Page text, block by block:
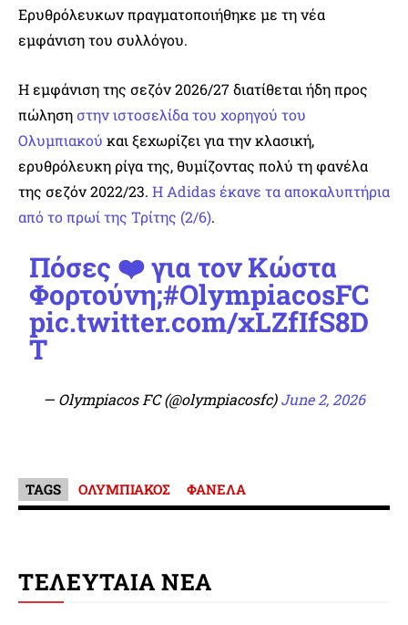
Ερυθρόλευκων πραγματοποιήθηκε με τη νέα
εμφάνιση του συλλόγου.
Η εμφάνιση της σεζόν 2026/27 διατίθεται ήδη προς
πώλησηστην ιστοσελίδα του χορηγού του
Ολυμπιακού και ξεχωρίζει για την κλασική,
ερυθρόλευκη ρίγα της, θυμίζοντας πολύ τη φανέλα
της σεζόν 2022/23. Η Adidas έκανε τα αποκαλυπτήρια
από το πρωί της Τρίτης (2/6).
Πόσες ❤️ για τον Κώστα
Φορτούνη;#OlympiacosFC
pic.twitter.com/xLZfIfS8D
T
— Olympiacos FC (@olympiacosfc)June 2, 2026
TAGS ΟΛΥΜΠΙΑΚΟΣ ΦΑΝΕΛΑ
ΤΕΛΕΥΤΑΙΑ ΝΕΑ